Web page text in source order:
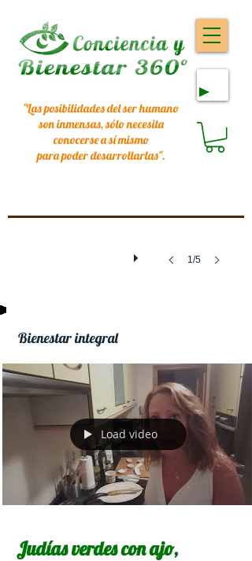
"Las posibilidades del ser humano
son inmensas, sólo necesita
conocerse a sí mismo
para poder desarrollarlas".
1/5
Bienestar integral
Load video
Judías verdes con ajo,